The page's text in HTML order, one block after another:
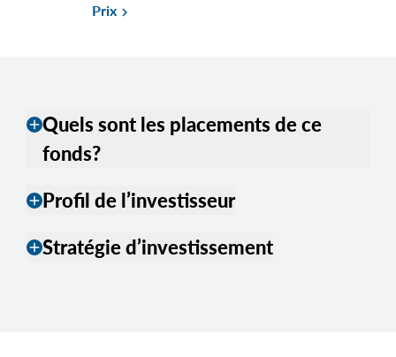
Prix keyboard_arrow_right
addQuels sont les placements de ce
fonds?
addProfil de l’investisseur
addStratégie d’investissement